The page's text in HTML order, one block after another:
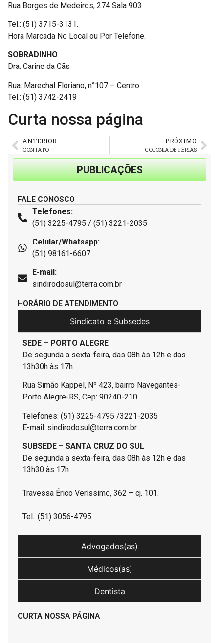
Rua Borges de Medeiros, 274 Sala 903
Tel.: (51) 3715-3131.
Hora Marcada No Local ou Por Telefone.
SOBRADINHO
Dra. Carine da Cãs
Rua: Marechal Floriano, n°107 – Centro
Tel.: (51) 3742-2419
Curta nossa página
ANTERIOR
CONTATO
PRÓXIMO
COLÔNIA DE FÉRIAS
PUBLICAÇÕES
FALE CONOSCO
Telefones:
(51) 3225-4795 / (51) 3221-2035
Celular/Whatsapp:
(51) 98161-6607
E-mail:
sindirodosul@terra.com.br
HORÁRIO DE ATENDIMENTO
Sindicato e Subsedes
SEDE – PORTO ALEGRE
De segunda a sexta-feira, das 08h às 12h e das
13h30h às 17h
Rua Simão Kappel, Nº 423, bairro Navegantes-
Porto Alegre-RS, Cep: 90240-210
Telefones: (51) 3225-4795 /3221-2035
E-mail: sindirodosul@terra.com.br
SUBSEDE – SANTA CRUZ DO SUL
De segunda a sexta-feira, das 08h às 12h e das
13h30 às 17h
Travessa Érico Veríssimo, 362 – cj. 101.
Tel.: (51) 3056-4795
Advogados(as)
Médicos(as)
Dentista
CURTA NOSSA PÁGINA